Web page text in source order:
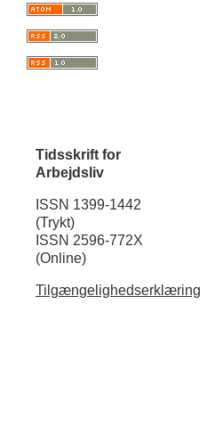
Tidsskrift for
Arbejdsliv
ISSN 1399-1442
(Trykt)
ISSN 2596-772X
(Online)
Tilgængelighedserklæring